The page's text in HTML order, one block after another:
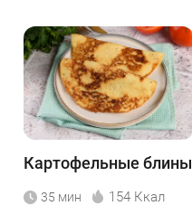
Картофельные блины
35 мин 154 Ккал